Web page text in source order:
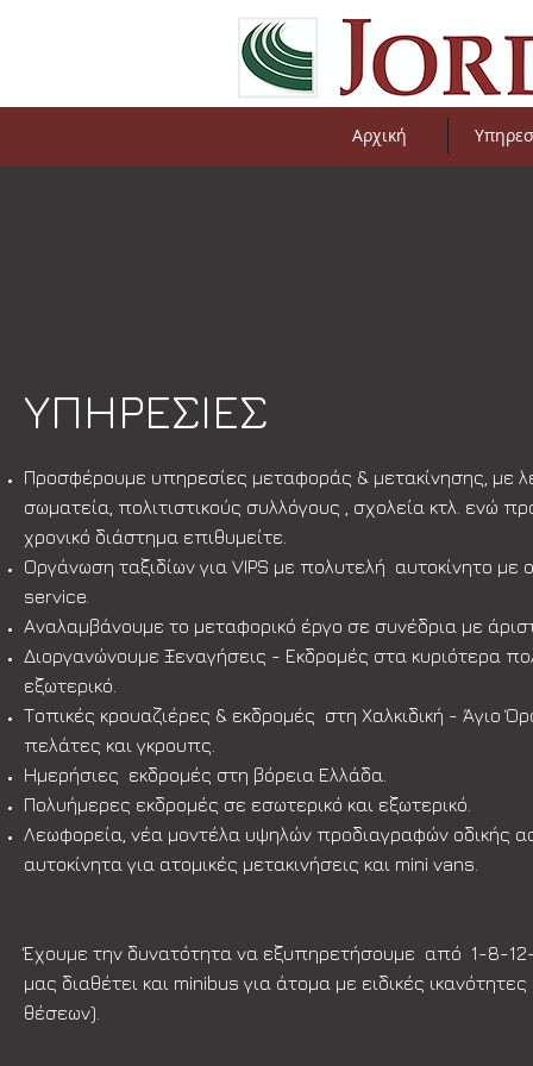
Αρχική
ΥΠΗΡΕΣΙΕΣ
Προσφέρουμε υπηρεσίες μεταφοράς & μετακίνησης, με
σωματεία, πολιτιστικούς συλλόγους , σχολεία κτλ. ενώ
χρονικό διάστημα επιθυμείτε.
Οργάνωση ταξιδίων για VIPS με πολυτελή αυτοκίνητο
service.
Αναλαμβάνουμε το μεταφορικό έργο σε συνέδρια με
Διοργανώνουμε Ξεναγήσεις - Εκδρομές στα κυριότερα
εξωτερικό.
Τοπικές κρουαζιέρες & εκδρομές στη Χαλκιδική - Άγιο
πελάτες και γκρουπς.
Ημερήσιες εκδρομές στη βόρεια Ελλάδα.
Πολυήμερες εκδρομές σε εσωτερικό και εξωτερικό.
Λεωφορεία, νέα μοντέλα υψηλών προδιαγραφών οδικής
αυτοκίνητα για ατομικές μετακινήσεις και mini vans.
Έχουμε την δυνατότητα να εξυπηρετήσουμε από 1-8-
μας διαθέτει και minibus για άτομα με ειδικές
θέσεων).